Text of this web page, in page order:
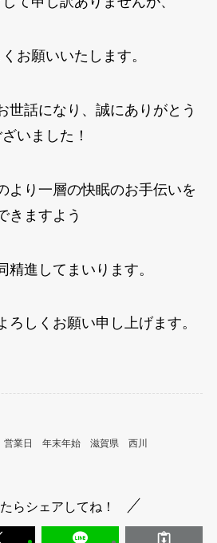
お願いいたします。
世話になり、誠にありがとう
ざいました！
より一層の快眠のお手伝いを
きますよう
精進してまいります。
ろしくお願い申し上げます。
営業日 年末年始 滋賀県
西川
らシェアしてね！